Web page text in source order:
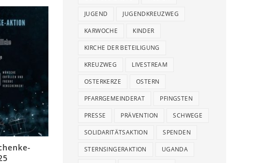
JUGEND JUGENDKREUZWEG
KARWOCHE KINDER
KIRCHE DER BETEILIGUNG
KREUZWEG LIVESTREAM
OSTERKERZE OSTERN
PFARRGEMEINDERAT PFINGSTEN
PRESSE PRÄVENTION SCHWEGE
SOLIDARITÄTSAKTION SPENDEN
STERNSINGERAKTION UGANDA